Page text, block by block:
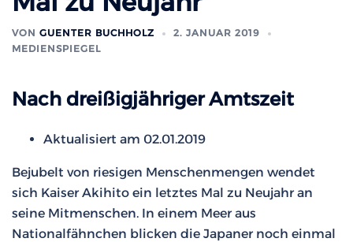
VON GUENTER BUCHHOLZ
2. JANUAR 2019
MEDIENSPIEGEL
Nach dreißigjähriger Amtszeit
Aktualisiert am 02.01.2019
Bejubelt von riesigen Menschenmengen wendet
sich Kaiser Akihito ein letztes Mal zu Neujahr an
seine Mitmenschen. In einem Meer aus
Nationalfähnchen blicken die Japaner noch einmal